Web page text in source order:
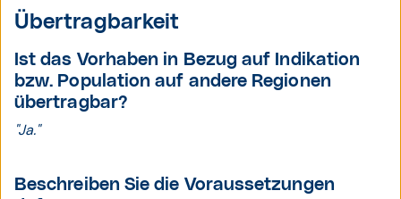
Übertragbarkeit
Ist das Vorhaben in Bezug auf Indikation
bzw. Population auf andere Regionen
übertragbar?
"Ja."
Beschreiben Sie die Voraussetzungen